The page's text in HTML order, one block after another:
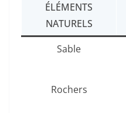
ÉLÉMENTS
NATURELS
Sable
Rochers